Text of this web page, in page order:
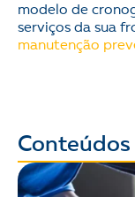
modelo de
serviços da sua
manutenção